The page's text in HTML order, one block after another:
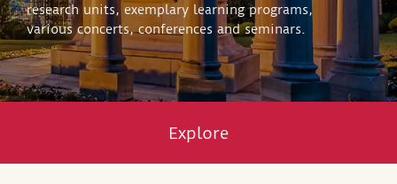
research units, exemplary learning programs,
various concerts, conferences and seminars.
Explore